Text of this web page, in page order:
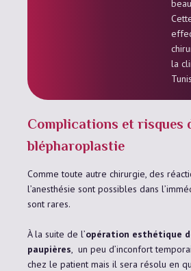
la
Complications et risques
blépharoplastie
Comme toute autre chirurgie, des
l’anesthésie sont possibles dans
sont rares.
À la suite de l’opération esthétique
paupières, un peu d’inconfort
chez le patient mais il sera résolu en